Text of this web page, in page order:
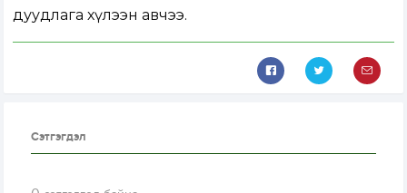
дуудлага хүлээн авчээ.
Сэтгэгдэл